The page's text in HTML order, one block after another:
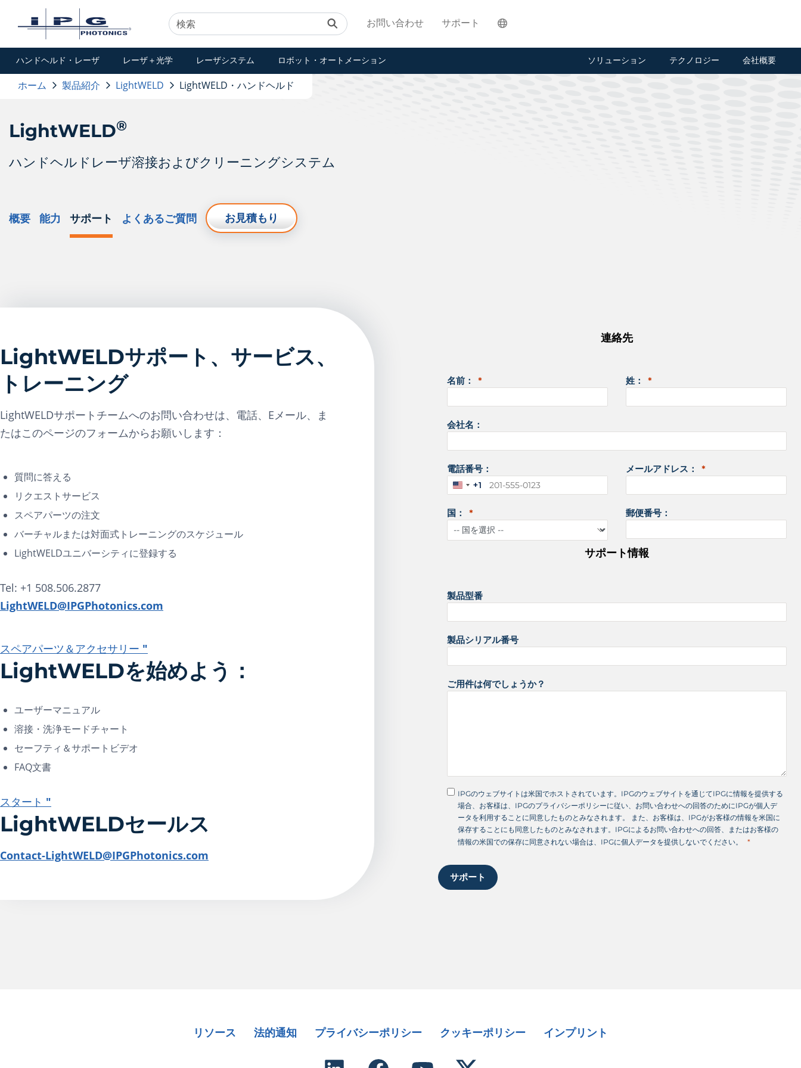
ハンドヘルド・レーザ レーザ＋光学 レーザシステム ロボット・オートメーション ソリューション テクノロジー 会社概要
お問い合わせ サポート
ホーム 製品紹介 LightWELD LightWELD・ハンドヘルド
LightWELD®
ハンドヘルドレーザ溶接およびクリーニングシステム
概要 能力 サポート よくあるご質問 お見積もり
LightWELDサポート、サービス、
トレーニング
LightWELDサポートチームへのお問い合わせは、電話、Eメール、ま
たはこのページのフォームからお願いします：
質問に答える
リクエストサービス
スペアパーツの注文
バーチャルまたは対面式トレーニングのスケジュール
LightWELDユニバーシティに登録する
Tel: +1 508.506.2877
LightWELD@IPGPhotonics.com
スペアパーツ＆アクセサリー "
LightWELDを始めよう：
ユーザーマニュアル
溶接・洗浄モードチャート
セーフティ＆サポートビデオ
FAQ文書
スタート "
LightWELDセールス
Contact-LightWELD@IPGPhotonics.com
連絡先
名前： 姓：
会社名：
電話番号：
ア
リ
カ
+
+1
メールアドレス：
国： 郵便番号：
サポート情報
製品型番
製品シリアル番号
ご用件は何でしょうか？
IPGのウェブサイトは米国でホストされています。IPGのウェブサイトを通じてIPGに情報を提供する
場合、お客様は、IPGのプライバシーポリシーに従い、お問い合わせへの回答のためにIPGが個人デ
ータを利用することに同意したものとみなされます。 また、お客様は、IPGがお客様の情報を米国に
保存することにも同意したものとみなされます。IPGによるお問い合わせへの回答、またはお客様の
情報の米国での保存に同意されない場合は、IPGに個人データを提供しないでください。
サポート
リソース 法的通知 プライバシーポリシー クッキーポリシー インプリント